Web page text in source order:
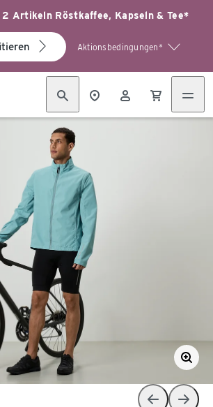
Artikeln Röstkaffee, Kapseln & Tee*
Aktionsbedingungen*